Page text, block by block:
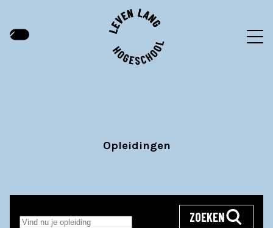
Opleidingen
Zoeken ZOEKEN